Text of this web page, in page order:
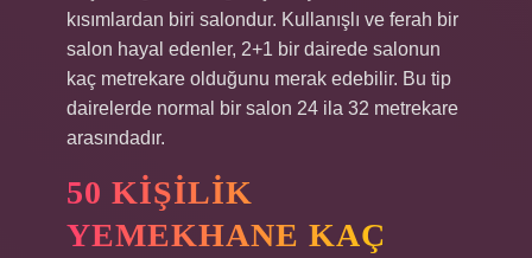
kısımlardan biri salondur. Kullanışlı ve ferah bir
salon hayal edenler, 2+1 bir dairede salonun
kaç metrekare olduğunu merak edebilir. Bu tip
dairelerde normal bir salon 24 ila 32 metrekare
arasındadır.
50 KIŞILIK
YEMEKHANE KAÇ